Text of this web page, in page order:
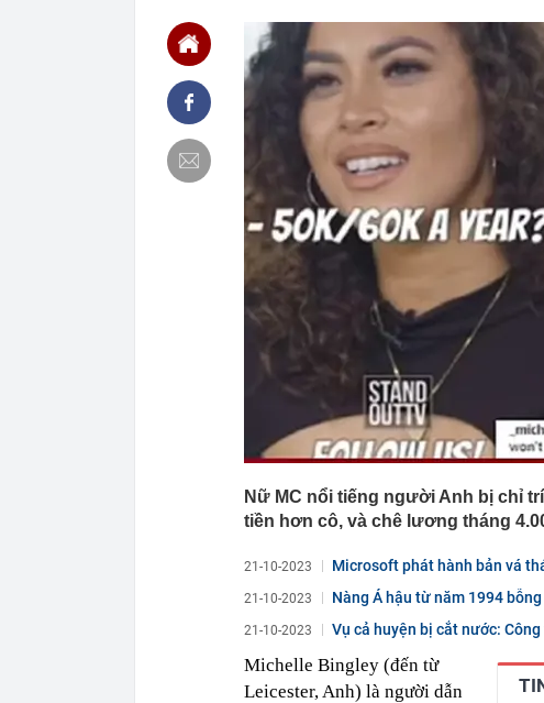
Vài mét vuông ngoài
22:48
5 LOẠI rau quen
nên cẩn thận nguồn
CHÍNH THỨC: Lịch
22:25
Vì sao đồ ăn Việt hầu
22:07
Không cần tặng quà,
huynh - giáo viên
22:03
Ukraine tập kích
của Nga
Nam NSND, Giám
vợ thiếu tá kém 12 tuổi
21:51
Một ô tô biển 29A
định: Riêng tháng 7/
Tổng thống Trump
Nữ MC nổi tiếng người Anh bị chỉ
tiền hơn cô, và chê lương tháng
21-10-2023 Microsoft phát hành bản vá
21-10-2023 Nàng Á hậu từ năm 1994
21-10-2023 Vụ cả huyện bị cắt nước:
Michelle Bingley (đến từ
Leicester, Anh) là người dẫn